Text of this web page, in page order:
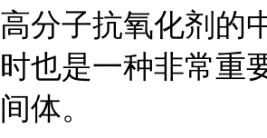
高分子抗氧化剂的
时也是一种非常重
间体。